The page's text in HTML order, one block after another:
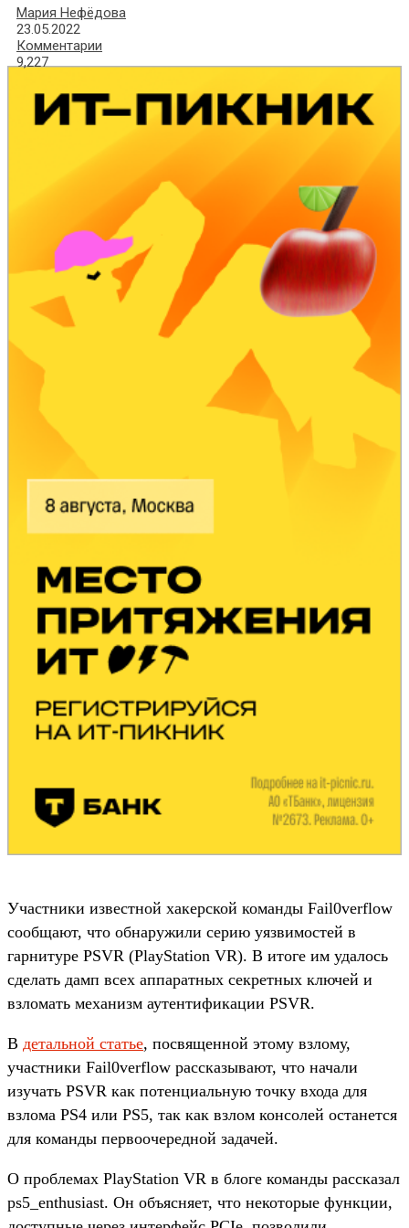
Мария Нефёдова
23.05.2022
Комментарии
9,227
Участники известной хакерской команды Fail0verflow
сообщают, что обнаружили серию уязвимостей в
гарнитуре PSVR (PlayStation VR). В итоге им удалось
сделать дамп всех аппаратных секретных ключей и
взломать механизм аутентификации PSVR.
В детальной статье, посвященной этому взлому,
участники Fail0verflow рассказывают, что начали
изучать PSVR как потенциальную точку входа для
взлома PS4 или PS5, так как взлом консолей останется
для команды первоочередной задачей.
О проблемах PlayStation VR в блоге команды рассказал
ps5_enthusiast. Он объясняет, что некоторые функции,